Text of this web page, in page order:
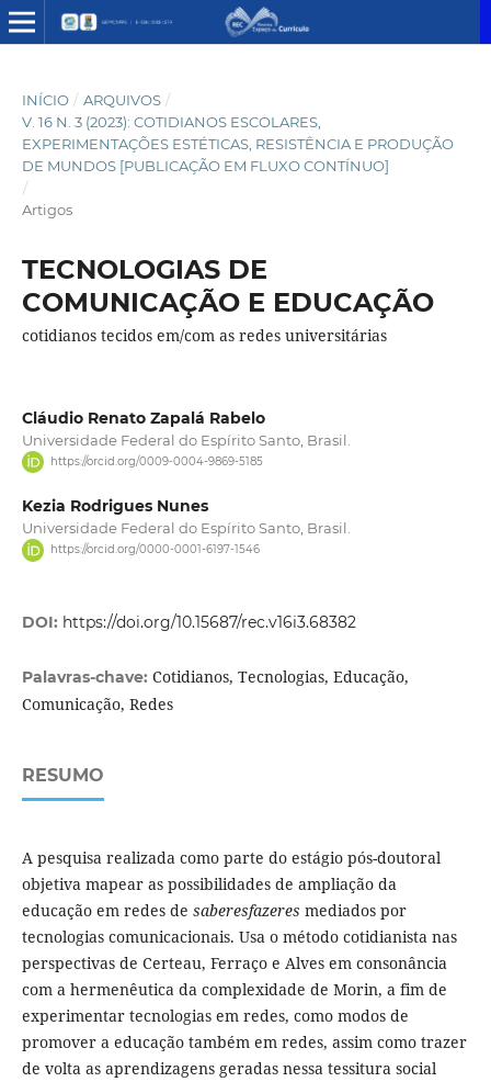
INÍCIO / ARQUIVOS /
V. 16 N. 3 (2023): COTIDIANOS ESCOLARES,
EXPERIMENTAÇÕES ESTÉTICAS, RESISTÊNCIA E PRODUÇÃO
DE MUNDOS [PUBLICAÇÃO EM FLUXO CONTÍNUO]
/
Artigos
TECNOLOGIAS DE
COMUNICAÇÃO E EDUCAÇÃO
cotidianos tecidos em/com as redes universitárias
Cláudio Renato Zapalá Rabelo
Universidade Federal do Espírito Santo, Brasil.
https://orcid.org/0009-0004-9869-5185
Kezia Rodrigues Nunes
Universidade Federal do Espírito Santo, Brasil.
https://orcid.org/0000-0001-6197-1546
DOI: https://doi.org/10.15687/rec.v16i3.68382
Palavras-chave: Cotidianos, Tecnologias, Educação,
Comunicação, Redes
RESUMO
A pesquisa realizada como parte do estágio pós-doutoral
objetiva mapear as possibilidades de ampliação da
educação em redes de saberesfazeres mediados por
tecnologias comunicacionais. Usa o método cotidianista nas
perspectivas de Certeau, Ferraço e Alves em consonância
com a hermenêutica da complexidade de Morin, a fim de
experimentar tecnologias em redes, como modos de
promover a educação também em redes, assim como trazer
de volta as aprendizagens geradas nessa tessitura social